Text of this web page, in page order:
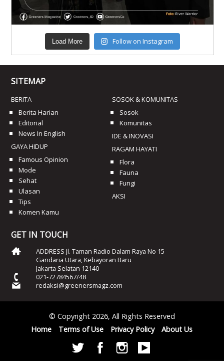
Load More Follow on Instagram
SITEMAP
BERITA
Berita Harian
Editorial
News In English
GAYA HIDUP
Famous Opinion
Mode
Sehat
Ulasan
Tips
Komen Kamu
SOSOK & KOMUNITAS
Sosok
Komunitas
IDE & INOVASI
RAGAM HAYATI
Flora
Fauna
Fungi
AKSI
GET IN TOUCH
ADDRESS Jl. Taman Radio Dalam Raya No 15
Gandaria Utara, Kebayoran Baru
Jakarta Selatan 12140
021-72784567/48
redaksi@greenersmagz.com
© Copyright 2026, All Rights Reserved
Home
Terms of Use Privacy Policy About Us